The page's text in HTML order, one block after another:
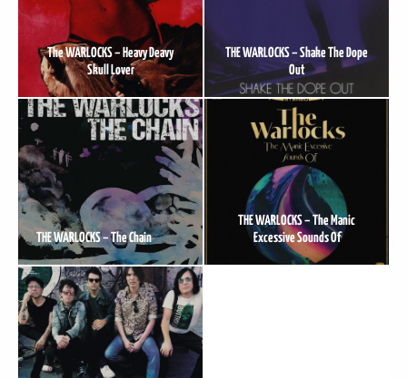
The WARLOCKS – Heavy Deavy
Skull Lover
THE WARLOCKS – Shake The Dope
Out
THE WARLOCKS – The Chain
THE WARLOCKS – The Manic
Excessive Sounds Of